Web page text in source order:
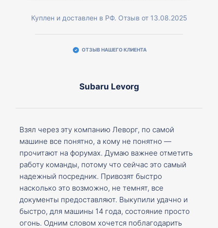
Куплен и доставлен в РФ. Отзыв от 13.08.2025
ОТЗЫВ НАШЕГО КЛИЕНТА
Subaru Levorg
Взял через эту компанию Леворг, по самой
машине все понятно, а кому не понятно —
прочитают на форумах. Думаю важнее отметить
работу команды, потому что сейчас это самый
надежный посредник. Привозят быстро
насколько это возможно, не темнят, все
документы предоставляют. Выкупили удачно и
быстро, для машины 14 года, состояние просто
огонь. Одним словом хочется поблагодарить